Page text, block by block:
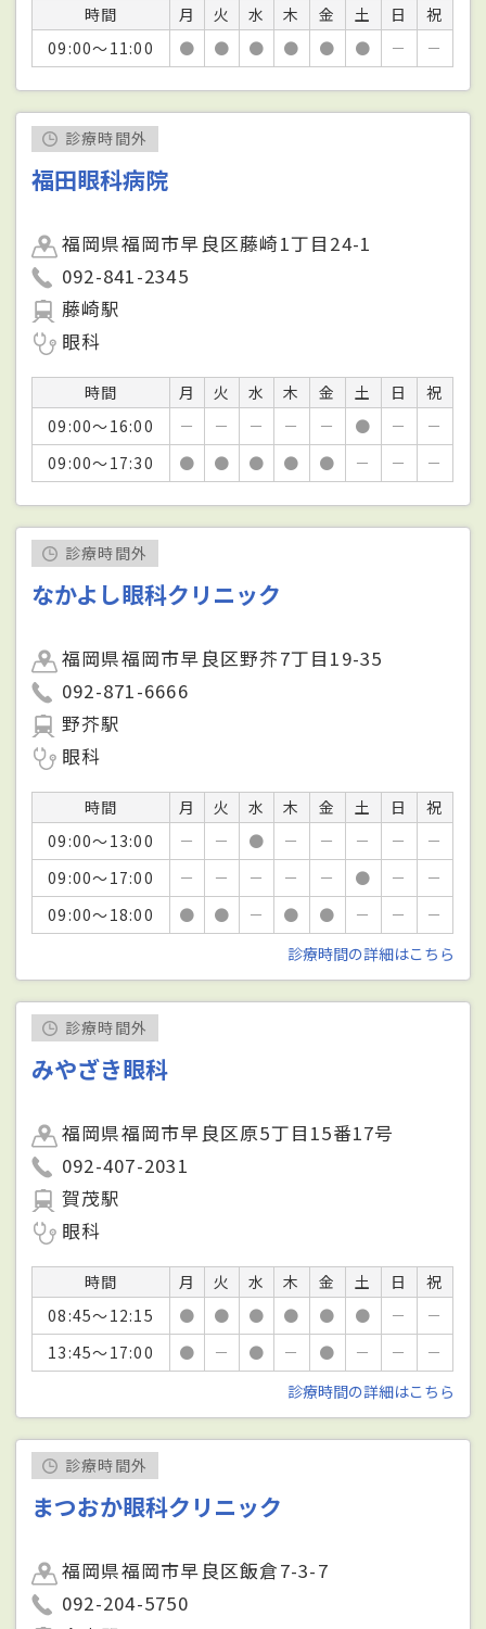
時間 月 火 水 木 金 土 日
祝
09:00～11:00
● ● ● ● ● ● － －
診療時間外
福田眼科病院
福岡県福岡市早良区藤崎1丁目24-1
092-841-2345
藤崎駅
眼科
時間 月 火 水 木 金 土 日
祝
09:00～16:00
－ － － － － ● －
－
09:00～17:30
● ● ● ● ● － － －
診療時間外
なかよし眼科クリニック
福岡県福岡市早良区野芥7丁目19-35
092-871-6666
野芥駅
眼科
時間 月 火 水 木 金 土 日
祝
09:00～13:00
－ － ● － － － －
－
09:00～17:00
－ － － － － ● －
－
09:00～18:00
● ● － ● ● － －
－
診療時間の詳細はこちら
診療時間外
みやざき眼科
福岡県福岡市早良区原5丁目15番17号
092-407-2031
賀茂駅
眼科
時間 月 火 水 木 金 土 日
祝
08:45～12:15
● ● ● ● ● ● －
－
13:45～17:00
● － ● － ● － －
－
診療時間の詳細はこちら
診療時間外
まつおか眼科クリニック
福岡県福岡市早良区飯倉7-3-7
092-204-5750